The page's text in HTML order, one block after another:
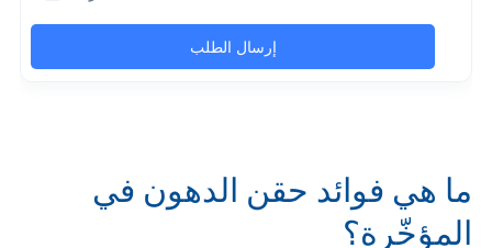
ما هي فوائد حقن الدهون في
المؤخّرة؟